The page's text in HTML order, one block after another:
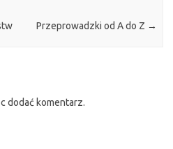
Przeprowadzki od A do Z →
dodać komentarz.